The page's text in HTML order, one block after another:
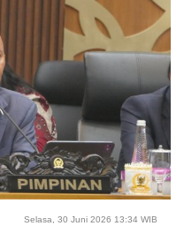
Selasa, 30 Juni 2026 13:34 WIB